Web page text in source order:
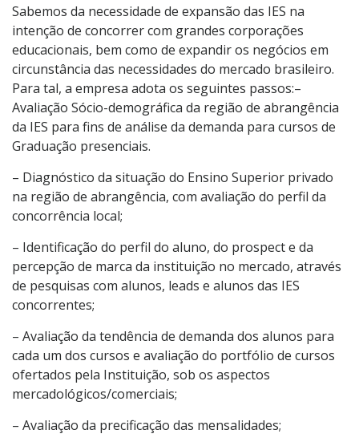
Sabemos da necessidade de expansão das IES na
intenção de concorrer com grandes corporações
educacionais, bem como de expandir os negócios em
circunstância das necessidades do mercado brasileiro.
Para tal, a empresa adota os seguintes passos:–
Avaliação Sócio-demográfica da região de abrangência
da IES para fins de análise da demanda para cursos de
Graduação presenciais.
– Diagnóstico da situação do Ensino Superior privado
na região de abrangência, com avaliação do perfil da
concorrência local;
– Identificação do perfil do aluno, do prospect e da
percepção de marca da instituição no mercado, através
de pesquisas com alunos, leads e alunos das IES
concorrentes;
– Avaliação da tendência de demanda dos alunos para
cada um dos cursos e avaliação do portfólio de cursos
ofertados pela Instituição, sob os aspectos
mercadológicos/comerciais;
– Avaliação da precificação das mensalidades;